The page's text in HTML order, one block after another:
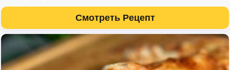
Смотреть Рецепт